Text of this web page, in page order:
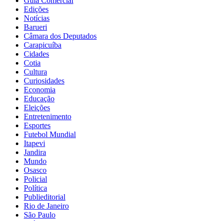
Edições
Notícias
Barueri
Câmara dos Deputados
Carapicuíba
Cidades
Cotia
Cultura
Curiosidades
Economia
Educação
Eleições
Entretenimento
Esportes
Futebol Mundial
Itapevi
Jandira
Mundo
Osasco
Policial
Política
Publieditorial
Rio de Janeiro
São Paulo